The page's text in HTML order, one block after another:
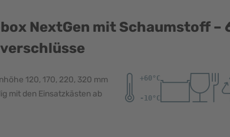
–
NextGen mit Schaumstoff –
120, 170, 220, 320 mm
mit den Einsatzkästen ab